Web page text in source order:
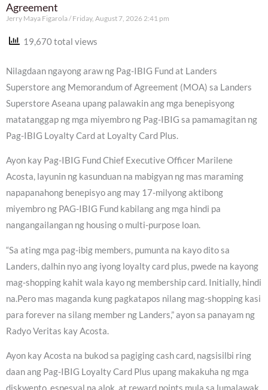
Agreement
Jerry Maya Figarola Friday, August 7, 2026 2:41 pm
19,670 total views
Nilagdaan ngayong araw ng Pag-IBIG Fund at Landers
Superstore ang Memorandum of Agreement (MOA) sa Landers
Superstore Aseana upang palawakin ang mga benepisyong
matatanggap ng mga miyembro ng Pag-IBIG sa pamamagitan ng
Pag-IBIG Loyalty Card at Loyalty Card Plus.
Ayon kay Pag-IBIG Fund Chief Executive Officer Marilene
Acosta, layunin ng kasunduan na mabigyan ng mas maraming
napapanahong benepisyo ang may 17-milyong aktibong
miyembro ng PAG-IBIG Fund kabilang ang mga hindi pa
nangangailangan ng housing o multi-purpose loan.
“Sa ating mga pag-ibig members, pumunta na kayo dito sa
Landers, dalhin nyo ang iyong loyalty card plus, pwede na kayong
mag-shopping kahit wala kayo ng membership card. Initially, hindi
na.Pero mas maganda kung pagkatapos nilang mag-shopping kasi
para forever na silang member ng Landers,” ayon sa panayam ng
Radyo Veritas kay Acosta.
Ayon kay Acosta na bukod sa pagiging cash card, nagsisilbi ring
daan ang Pag-IBIG Loyalty Card Plus upang makakuha ng mga